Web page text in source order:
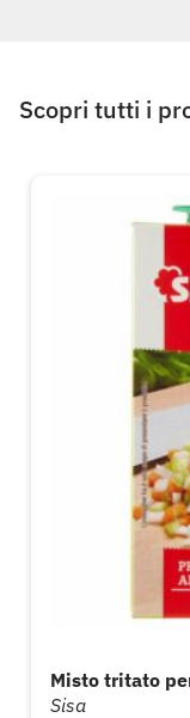
Scopri tutti i
Misto tritato
Sisa